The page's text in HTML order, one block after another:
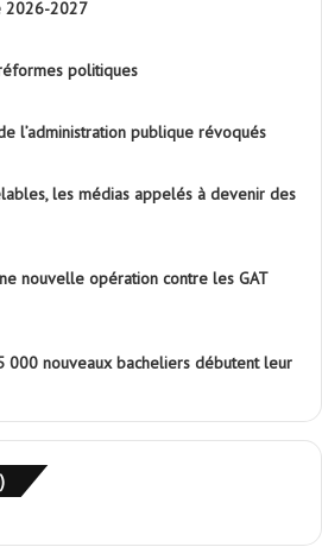
2026-2027
politiques
l’administration publique révoqués
les médias appelés à devenir des
nouvelle opération contre les GAT
000 nouveaux bacheliers débutent leur